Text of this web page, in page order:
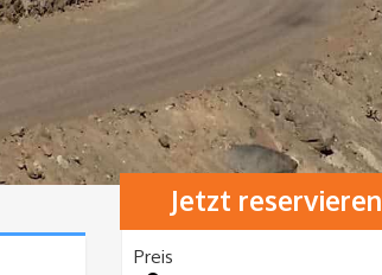
Jetzt reservieren
Preis